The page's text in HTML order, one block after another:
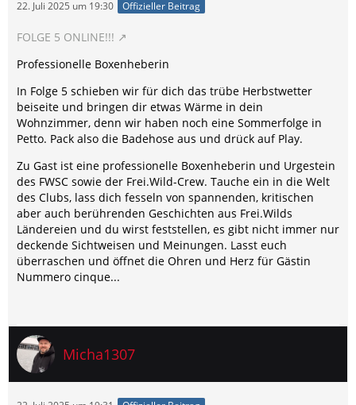
22. Juli 2025 um 19:30 Offizieller Beitrag
FOLGE 5 ONLINE!!!
Professionelle Boxenheberin
In Folge 5 schieben wir für dich das trübe Herbstwetter
beiseite und bringen dir etwas Wärme in dein
Wohnzimmer, denn wir haben noch eine Sommerfolge in
Petto. Pack also die Badehose aus und drück auf Play.
Zu Gast ist eine professionelle Boxenheberin und Urgestein
des FWSC sowie der Frei.Wild-Crew. Tauche ein in die Welt
des Clubs, lass dich fesseln von spannenden, kritischen
aber auch berührenden Geschichten aus Frei.Wilds
Ländereien und du wirst feststellen, es gibt nicht immer nur
deckende Sichtweisen und Meinungen. Lasst euch
überraschen und öffnet die Ohren und Herz für Gästin
Nummero cinque...
Micha1307